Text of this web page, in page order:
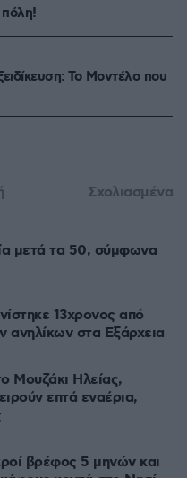
Το Mοντέλο που
Σχολιασμένα
μετά τα 50, σύμφωνα
13χρονος από
ανηλίκων στα Εξάρχεια
Μουζάκι Ηλείας,
επτά εναέρια,
βρέφος 5 μηνών και